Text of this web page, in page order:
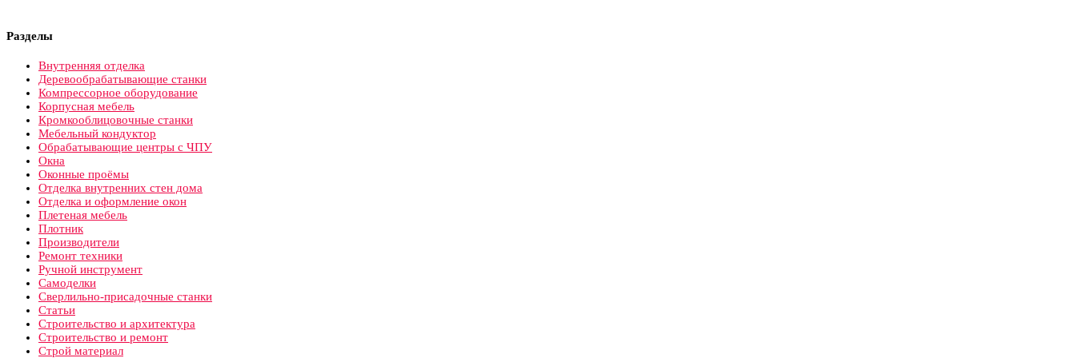
Разделы
Внутренняя отделка
Деревообрабатывающие станки
Компрессорное оборудование
Корпусная мебель
Кромкооблицовочные станки
Мебельный кондуктор
Обрабатывающие центры с ЧПУ
Окна
Оконные проёмы
Отделка внутренних стен дома
Отделка и оформление окон
Плетеная мебель
Плотник
Производители
Ремонт техники
Ручной инструмент
Самоделки
Сверлильно-присадочные станки
Статьи
Строительство и архитектура
Строительство и ремонт
Строй материал